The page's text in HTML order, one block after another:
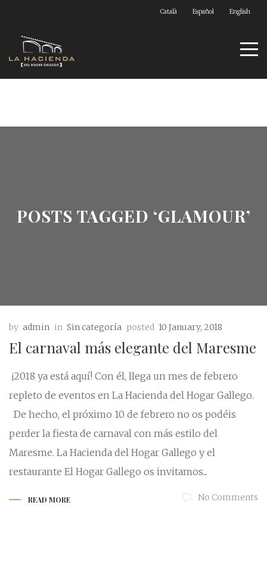
Català Español English
POSTS TAGGED ‘GLAMOUR’
by admin in Sin categoría posted 10 January, 2018
El carnaval más elegante del Maresme
¡2018 ya está aquí! Con él, llega un mes de febrero
repleto de eventos en La Hacienda del Hogar Gallego.
De hecho, el próximo 10 de febrero no os podéis
perder la fiesta de carnaval con más estilo del
Maresme. La Hacienda del Hogar Gallego y el
restaurante El Hogar Gallego os invitamos...
READ MORE No Comments